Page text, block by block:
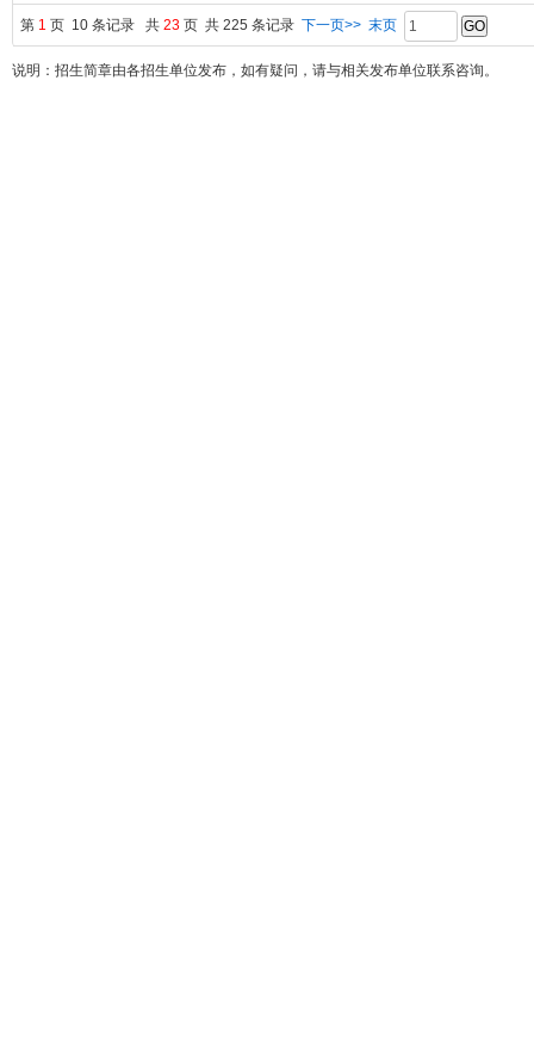
第 1 页 10 条记录 共 23 页 共 225 条记录 下一页>> 末页
说明：招生简章由各招生单位发布，如有疑问，请与相关发布单位联系咨询。